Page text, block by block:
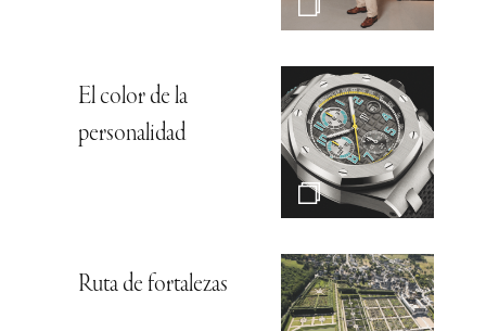
El color de la
personalidad
Ruta de fortalezas